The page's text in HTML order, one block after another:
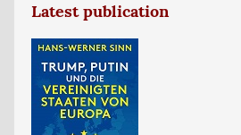
Latest publication